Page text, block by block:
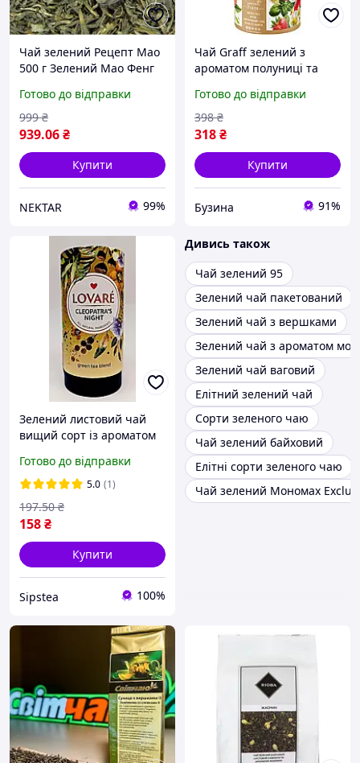
Чай зелений Рецепт Мао
500 г Зелений Мао Фенг
аромат і насичений смак
із легкою гіркуватістю
Готово до відправки
939.06₴
999 ₴
Купити
NEKTAR 99%
Чай Graff зелений з
ароматом полуниці та
ігристе/Sparkling
Strawberry" 80 г
(4820279612560) a
Готово до відправки
318₴
398 ₴
Купити
Бузина 91%
Зелений листовий чай
вищий сорт із ароматом
Lovare Ніч клеопатри в
тубусі 80г
Готово до відправки
5.0 (1)
158₴
197.50 ₴
Купити
Sipstea 100%
Дивись також
Чай зелений 95
Зелений чай пакетований
Зелений чай з вершками
Зелений чай з ароматом
Зелений чай ваговий
Елітний зелений чай
Сорти зеленого чаю
Чай зелений байховий
Елітні сорти зеленого чаю
Чай зелений Мономах